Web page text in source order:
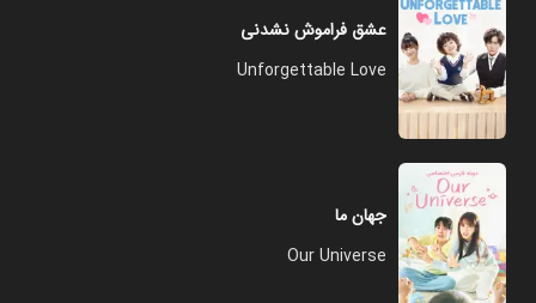
عشق فراموش نشدنی
Unforgettable Love
جهان ما
Our Universe